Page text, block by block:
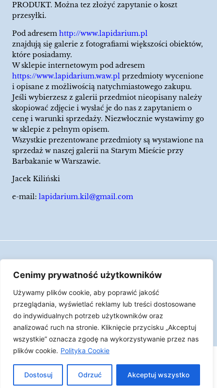
Cenimy prywatność użytkowników
Używamy plików cookie, aby poprawić jakość
przeglądania, wyświetlać reklamy lub treści dostosowane
do indywidualnych potrzeb użytkowników oraz
analizować ruch na stronie. Kliknięcie przycisku „Akceptuj
wszystkie” oznacza zgodę na wykorzystywanie przez nas
plików cookie. Polityka Cookie
Dostosuj Odrzuć Akceptuj wszystko
PRODUKT. Można tez złożyć zapytanie o koszt
przesyłki.
Pod adresem http://www.lapidarium.pl
znajdują się galerie z fotografiami większości obiektów,
które posiadamy.
W sklepie internetowym pod adresem
https://www.lapidarium.waw.pl przedmioty wycenione
i opisane z możliwością natychmiastowego zakupu.
Jeśli wybierzesz z galerii przedmiot nieopisany należy
skopiować zdjęcie i wysłać je do nas z zapytaniem o
cenę i warunki sprzedaży. Niezwłocznie wystawimy go
w sklepie z pełnym opisem.
Wszystkie prezentowane przedmioty są wystawione na
sprzedaż w naszej galerii na Starym Mieście przy
Barbakanie w Warszawie.
Jacek Kiliński
e-mail: lapidarium.kil@gmail.com
Polityka Cookies
LAPIDARIUM Jacka Kilińskiego | Człowiek jest
epizodem w życiu przedmiotów.
Made with ♥︎ by Skydoo